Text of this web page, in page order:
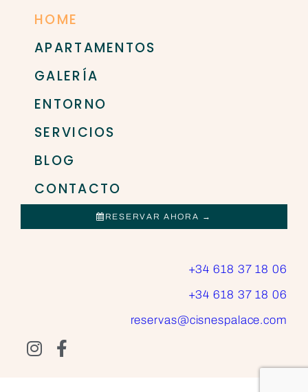
HOME
APARTAMENTOS
GALERÍA
ENTORNO
SERVICIOS
BLOG
CONTACTO
RESERVAR AHORA →
+34 618 37 18 06
+34 618 37 18 06
reservas@cisnespalace.com